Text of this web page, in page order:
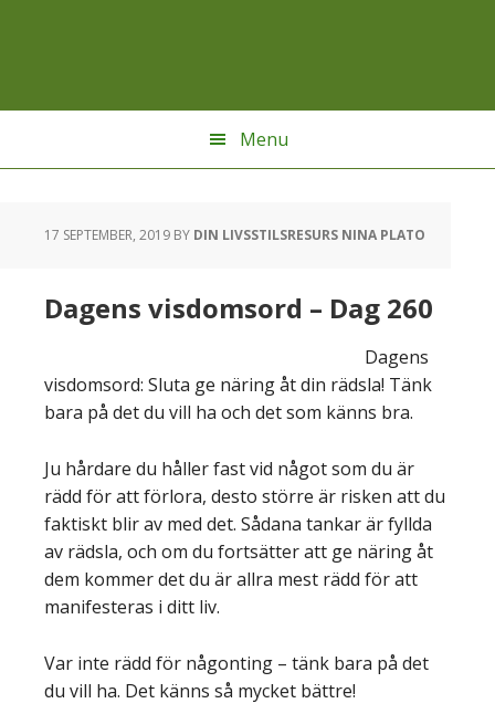
Menu
17 SEPTEMBER, 2019 BY DIN LIVSSTILSRESURS NINA PLATO
Dagens visdomsord – Dag 260
Dagens
visdomsord: Sluta ge näring åt din rädsla! Tänk
bara på det du vill ha och det som känns bra.
Ju hårdare du håller fast vid något som du är
rädd för att förlora, desto större är risken att du
faktiskt blir av med det. Sådana tankar är fyllda
av rädsla, och om du fortsätter att ge näring åt
dem kommer det du är allra mest rädd för att
manifesteras i ditt liv.
Var inte rädd för någonting – tänk bara på det
du vill ha. Det känns så mycket bättre!